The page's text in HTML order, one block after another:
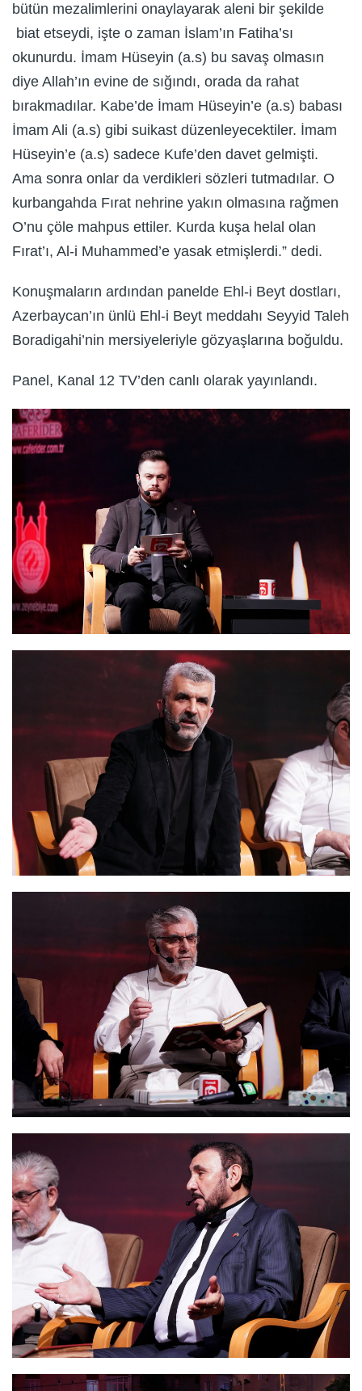
bütün mezalimlerini onaylayarak aleni bir şekilde
biat etseydi, işte o zaman İslam’ın Fatiha’sı
okunurdu. İmam Hüseyin (a.s) bu savaş olmasın
diye Allah’ın evine de sığındı, orada da rahat
bırakmadılar. Kabe’de İmam Hüseyin’e (a.s) babası
İmam Ali (a.s) gibi suikast düzenleyecektiler. İmam
Hüseyin’e (a.s) sadece Kufe’den davet gelmişti.
Ama sonra onlar da verdikleri sözleri tutmadılar. O
kurbangahda Fırat nehrine yakın olmasına rağmen
O’nu çöle mahpus ettiler. Kurda kuşa helal olan
Fırat’ı, Al-i Muhammed’e yasak etmişlerdi.” dedi.
Konuşmaların ardından panelde Ehl-i Beyt dostları,
Azerbaycan’ın ünlü Ehl-i Beyt meddahı Seyyid Taleh
Boradigahi’nin mersiyeleriyle gözyaşlarına boğuldu.
Panel, Kanal 12 TV’den canlı olarak yayınlandı.